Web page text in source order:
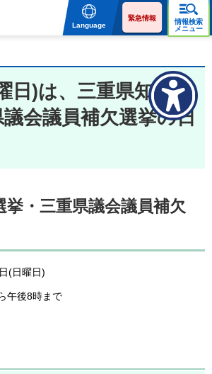
Language
緊急情報
情報検索
メニュー
日)は、三重県知事選
会議員補欠選挙の日
挙・三重県議会議員補欠
(日曜日)
午後8時まで